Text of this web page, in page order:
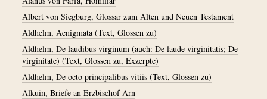
Albert von Siegburg, Glossar zum Alten und Neuen Testament
Aldhelm, Aenigmata (Text, Glossen zu)
Aldhelm, De laudibus virginum (auch: De laude virginitatis; De
virginitate) (Text, Glossen zu, Exzerpte)
Aldhelm, De octo principalibus vitiis (Text, Glossen zu)
Alkuin, Briefe an Erzbischof Arn